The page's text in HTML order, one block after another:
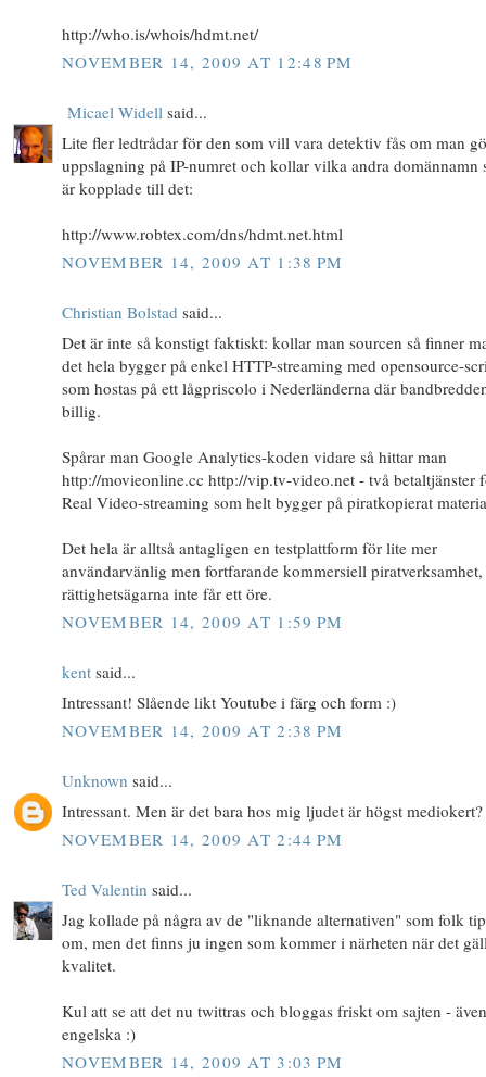
http://who.is/whois/hdmt.net/
NOVEMBER 14, 2009 AT 12:48 PM
Micael Widell said...
Lite fler ledtrådar för den som vill vara detektiv fås om man
uppslagning på IP-numret och kollar vilka andra domännamn
är kopplade till det:
http://www.robtex.com/dns/hdmt.net.html
NOVEMBER 14, 2009 AT 1:38 PM
Christian Bolstad said...
Det är inte så konstigt faktiskt: kollar man sourcen så finner
det hela bygger på enkel HTTP-streaming med opensource-
som hostas på ett lågpriscolo i Nederländerna där
billig.
Spårar man Google Analytics-koden vidare så hittar man
http://movieonline.cc http://vip.tv-video.net - två betaltjänster
Real Video-streaming som helt bygger på piratkopierat
Det hela är alltså antagligen en testplattform för lite mer
användarvänlig men fortfarande kommersiell
rättighetsägarna inte får ett öre.
NOVEMBER 14, 2009 AT 1:59 PM
kent said...
Intressant! Slående likt Youtube i färg och form :)
NOVEMBER 14, 2009 AT 2:38 PM
Unknown said...
Intressant. Men är det bara hos mig ljudet är högst mediokert?
NOVEMBER 14, 2009 AT 2:44 PM
Ted Valentin said...
Jag kollade på några av de "liknande alternativen" som folk
om, men det finns ju ingen som kommer i närheten när det
kvalitet.
Kul att se att det nu twittras och bloggas friskt om sajten -
engelska :)
NOVEMBER 14, 2009 AT 3:03 PM